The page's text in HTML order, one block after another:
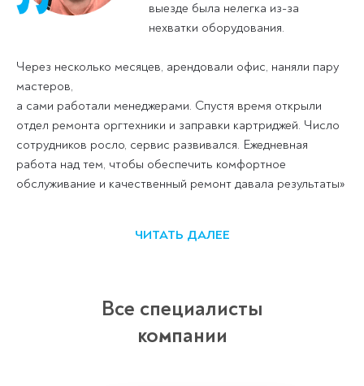
выезде была нелегка из-за
нехватки оборудования.
Через несколько месяцев, арендовали офис, наняли пару
мастеров,
а сами работали менеджерами. Спустя время открыли
отдел ремонта оргтехники и заправки картриджей. Число
сотрудников росло, сервис развивался. Ежедневная
работа над тем, чтобы обеспечить комфортное
обслуживание и качественный ремонт давала результаты»
ЧИТАТЬ ДАЛЕЕ
Все специалисты
компании